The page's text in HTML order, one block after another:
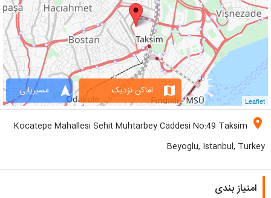
Leaflet
navigation مسیریابی map اماکن نزدیک
location_on
Kocatepe Mahallesi Sehit Muhtarbey Caddesi No:49 Taksim
Beyoglu, Istanbul, Turkey
امتیاز بندی